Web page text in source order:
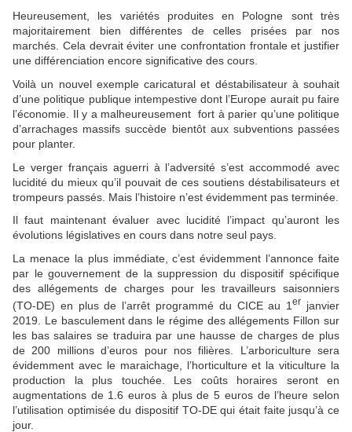
Heureusement, les variétés produites en Pologne sont très
majoritairement bien différentes de celles prisées par nos
marchés. Cela devrait éviter une confrontation frontale et justifier
une différenciation encore significative des cours.
Voilà un nouvel exemple caricatural et déstabilisateur à souhait
d’une politique publique intempestive dont l’Europe aurait pu faire
l’économie. Il y a malheureusement fort à parier qu’une politique
d’arrachages massifs succède bientôt aux subventions passées
pour planter.
Le verger français aguerri à l’adversité s’est accommodé avec
lucidité du mieux qu’il pouvait de ces soutiens déstabilisateurs et
trompeurs passés. Mais l’histoire n’est évidemment pas terminée.
Il faut maintenant évaluer avec lucidité l’impact qu’auront les
évolutions législatives en cours dans notre seul pays.
La menace la plus immédiate, c’est évidemment l’annonce faite
par le gouvernement de la suppression du dispositif spécifique
des allégements de charges pour les travailleurs saisonniers
(TO-DE) en plus de l’arrêt programmé du CICE au 1er
janvier
2019. Le basculement dans le régime des allégements Fillon sur
les bas salaires se traduira par une hausse de charges de plus
de 200 millions d’euros pour nos filières. L’arboriculture sera
évidemment avec le maraichage, l’horticulture et la viticulture la
production la plus touchée. Les coûts horaires seront en
augmentations de 1.6 euros à plus de 5 euros de l’heure selon
l’utilisation optimisée du dispositif TO-DE qui était faite jusqu’à ce
jour.